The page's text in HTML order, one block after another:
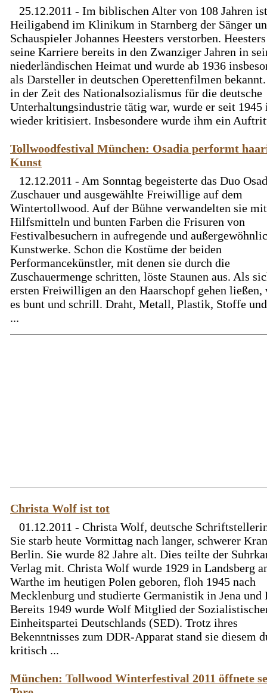
25.12.2011 - Im biblischen Alter von 108 Jahren
Heiligabend im Klinikum in Starnberg der Sänger
Schauspieler Johannes Heesters verstorben.
seine Karriere bereits in den Zwanziger Jahren in
niederländischen Heimat und wurde ab 1936
als Darsteller in deutschen Operettenfilmen
in der Zeit des Nationalsozialismus für die deutsche
Unterhaltungsindustrie tätig war, wurde er seit 1945
wieder kritisiert. Insbesondere wurde ihm ein
Tollwoodfestival München: Osadia performt
Kunst
12.12.2011 - Am Sonntag begeisterte das Duo
Zuschauer und ausgewählte Freiwillige auf dem
Wintertollwood. Auf der Bühne verwandelten sie
Hilfsmitteln und bunten Farben die Frisuren von
Festivalbesuchern in aufregende und
Kunstwerke. Schon die Kostüme der beiden
Performancekünstler, mit denen sie durch die
Zuschauermenge schritten, löste Staunen aus. Als
ersten Freiwilligen an den Haarschopf gehen ließen,
es bunt und schrill. Draht, Metall, Plastik, Stoffe
...
Christa Wolf ist tot
01.12.2011 - Christa Wolf, deutsche
Sie starb heute Vormittag nach langer, schwerer
Berlin. Sie wurde 82 Jahre alt. Dies teilte der
Verlag mit. Christa Wolf wurde 1929 in Landsberg
Warthe im heutigen Polen geboren, floh 1945 nach
Mecklenburg und studierte Germanistik in Jena und
Bereits 1949 wurde Wolf Mitglied der
Einheitspartei Deutschlands (SED). Trotz ihres
Bekenntnisses zum DDR-Apparat stand sie diesem
kritisch ...
München: Tollwood Winterfestival 2011 öffnete